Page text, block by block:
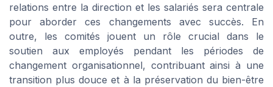
relations entre la direction et les salariés sera centrale
pour aborder ces changements avec succès. En
outre, les comités jouent un rôle crucial dans le
soutien aux employés pendant les périodes de
changement organisationnel, contribuant ainsi à une
transition plus douce et à la préservation du bien-être